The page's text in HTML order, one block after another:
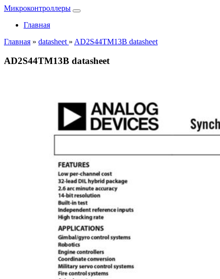
Микроконтроллеры
Главная
Главная » datasheet » AD2S44TM13B datasheet
AD2S44TM13B datasheet